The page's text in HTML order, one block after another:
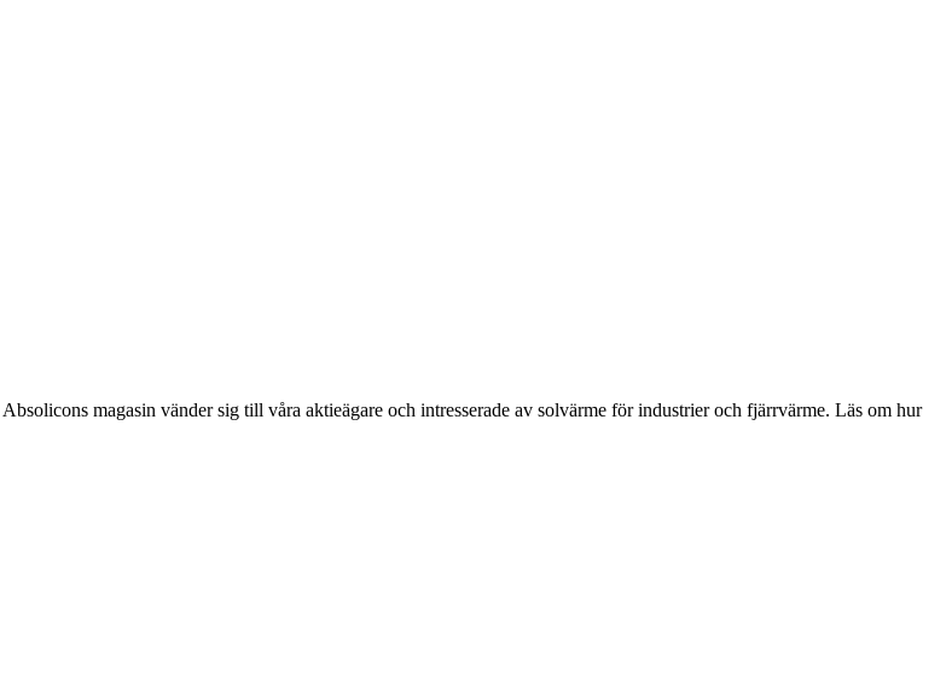
magasin vänder sig till våra aktieägare och intresserade av solvärme för industrier och fjärrvärme. Läs om hur